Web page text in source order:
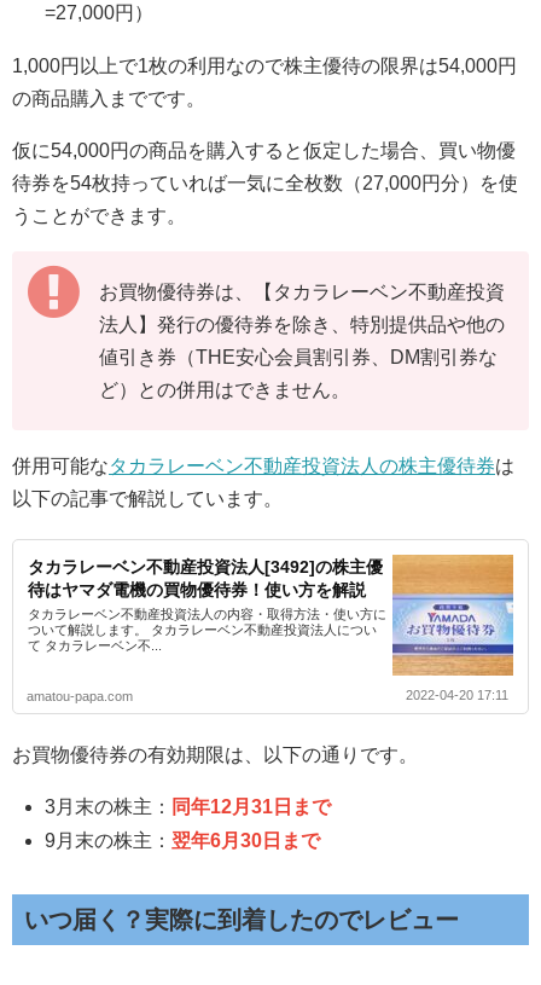
=27,000円）
1,000円以上で1枚の利用なので株主優待の限界は54,000円
の商品購入までです。
仮に54,000円の商品を購入すると仮定した場合、買い物優
待券を54枚持っていれば一気に全枚数（27,000円分）を使
うことができます。
お買物優待券は、【タカラレーベン不動産投資
法人】発行の優待券を除き、特別提供品や他の
値引き券（THE安心会員割引券、DM割引券な
ど）との併用はできません。
併用可能なタカラレーベン不動産投資法人の株主優待券は
以下の記事で解説しています。
タカラレーベン不動産投資法人[3492]の株主優
待はヤマダ電機の買物優待券！使い方を解説
タカラレーベン不動産投資法人の内容・取得方法・使い方に
ついて解説します。 タカラレーベン不動産投資法人につい
て タカラレーベン不...
amatou-papa.com 2022-04-20 17:11
お買物優待券の有効期限は、以下の通りです。
3月末の株主： 同年12月31日まで
9月末の株主： 翌年6月30日まで
いつ届く？実際に到着したのでレビュー